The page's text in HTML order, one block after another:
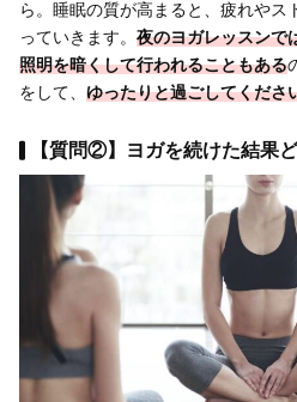
ら。睡眠の質が高まると、疲れやス
っていきます。 夜のヨガレッスンで
照明を暗くして行われることもある
をして、 ゆったりと過ごしてくださ
【質問②】ヨガを続けた結果